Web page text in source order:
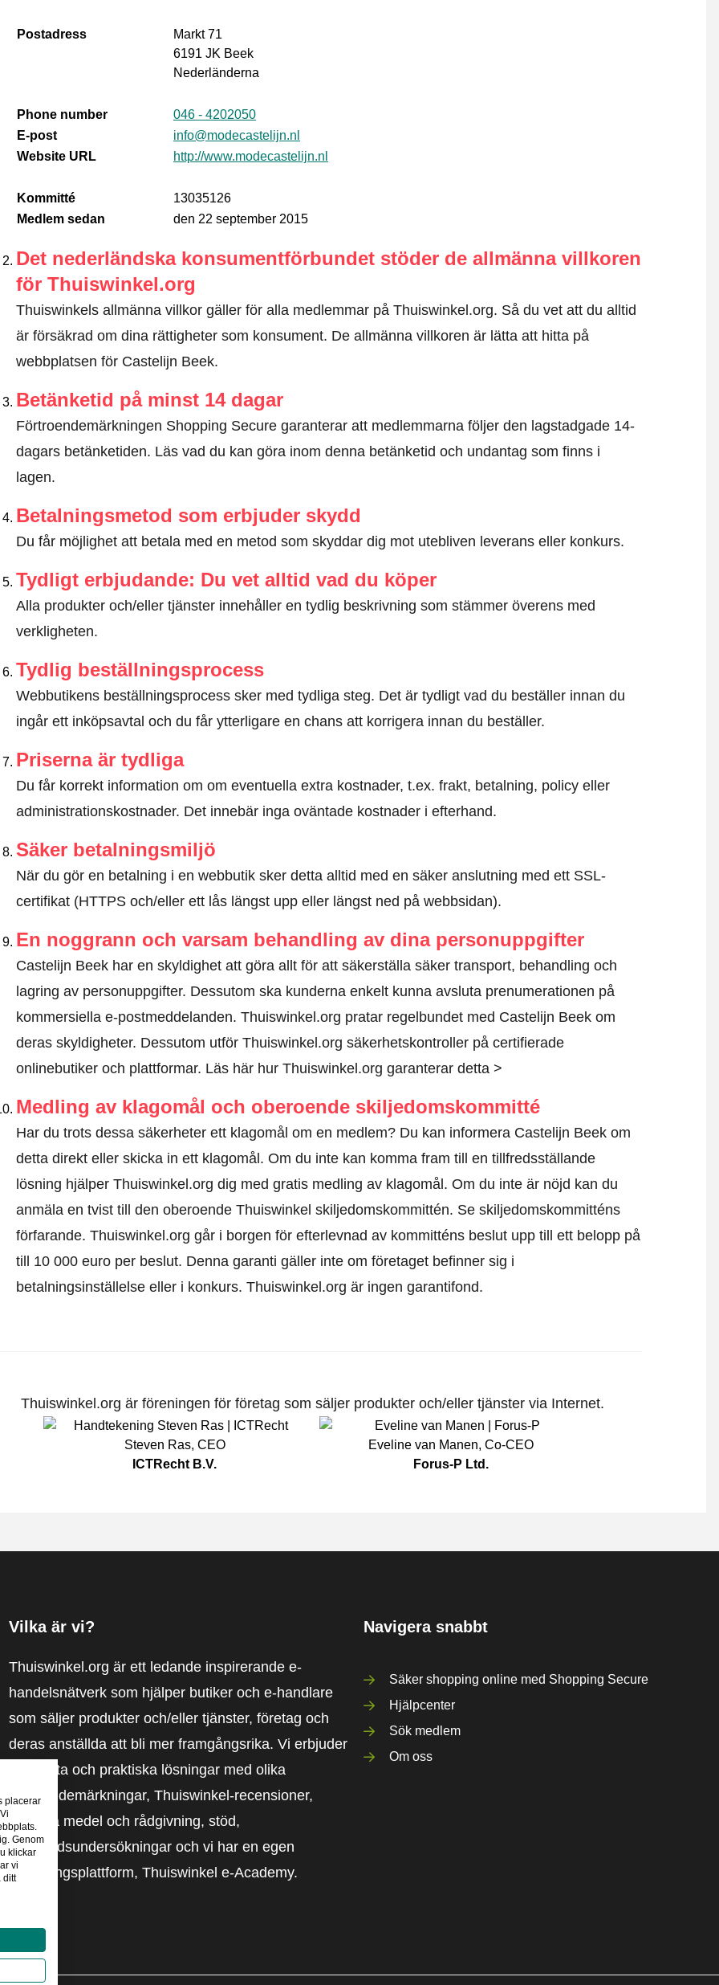
Postadress
Markt 71
6191 JK Beek
Nederländerna
Phone number
046 - 4202050
E-post
info@modecastelijn.nl
Website URL
http://www.modecastelijn.nl
Kommitté
13035126
Medlem sedan
den 22 september 2015
Det nederländska konsumentförbundet stöder de allmänna villkoren
för Thuiswinkel.org
Thuiswinkels allmänna villkor gäller för alla medlemmar på Thuiswinkel.org. Så du vet att du alltid
är försäkrad om dina rättigheter som konsument. De allmänna villkoren är lätta att hitta på
webbplatsen för Castelijn Beek.
Betänketid på minst 14 dagar
Förtroendemärkningen Shopping Secure garanterar att medlemmarna följer den lagstadgade 14-
dagars betänketiden. Läs vad du kan göra inom denna betänketid och undantag som finns i
lagen.
Betalningsmetod som erbjuder skydd
Du får möjlighet att betala med en metod som skyddar dig mot utebliven leverans eller konkurs.
Tydligt erbjudande: Du vet alltid vad du köper
Alla produkter och/eller tjänster innehåller en tydlig beskrivning som stämmer överens med
verkligheten.
Tydlig beställningsprocess
Webbutikens beställningsprocess sker med tydliga steg. Det är tydligt vad du beställer innan du
ingår ett inköpsavtal och du får ytterligare en chans att korrigera innan du beställer.
Priserna är tydliga
Du får korrekt information om om eventuella extra kostnader, t.ex. frakt, betalning, policy eller
administrationskostnader. Det innebär inga oväntade kostnader i efterhand.
Säker betalningsmiljö
När du gör en betalning i en webbutik sker detta alltid med en säker anslutning med ett SSL-
certifikat (HTTPS och/eller ett lås längst upp eller längst ned på webbsidan).
En noggrann och varsam behandling av dina personuppgifter
Castelijn Beek har en skyldighet att göra allt för att säkerställa säker transport, behandling och
lagring av personuppgifter. Dessutom ska kunderna enkelt kunna avsluta prenumerationen på
kommersiella e-postmeddelanden. Thuiswinkel.org pratar regelbundet med Castelijn Beek om
deras skyldigheter. Dessutom utför Thuiswinkel.org säkerhetskontroller på certifierade
onlinebutiker och plattformar. Läs här hur Thuiswinkel.org garanterar detta >
Medling av klagomål och oberoende skiljedomskommitté
Har du trots dessa säkerheter ett klagomål om en medlem? Du kan informera Castelijn Beek om
detta direkt ellerskicka in ett klagomål. Om du inte kan komma fram till en tillfredsställande
lösning hjälper Thuiswinkel.org dig med gratis medling av klagomål. Om du inte är nöjd kan du
anmäla en tvist till den oberoende Thuiswinkel skiljedomskommittén. Se skiljedomskommitténs
förfarande. Thuiswinkel.org går i borgen för efterlevnad av kommitténs beslut upp till ett belopp på
till 10 000 euro per beslut. Denna garanti gäller inte om företaget befinner sig i
betalningsinställelse eller i konkurs. Thuiswinkel.org är ingen garantifond.
Thuiswinkel.org är föreningen för företag som säljer produkter och/eller tjänster via Internet.
Steven Ras, CEO
ICTRecht B.V.
Eveline van Manen, Co-CEO
Forus-P Ltd.
Vilka är vi?
Thuiswinkel.org är ett ledande inspirerande e-
handelsnätverk som hjälper butiker och e-handlare
som säljer produkter och/eller tjänster, företag och
deras anställda att bli mer framgångsrika. Vi erbjuder
relevanta och praktiska lösningar med olika
förtroendemärkningar, Thuiswinkel-recensioner,
rättsliga medel och rådgivning, stöd,
marknadsundersökningar och vi har en egen
utbildningsplattform, Thuiswinkel e-Academy.
Navigera snabbt
Säker shopping online med Shopping Secure
Hjälpcenter
Sök medlem
Om oss
placerar
Genom
klickar
vi
ditt